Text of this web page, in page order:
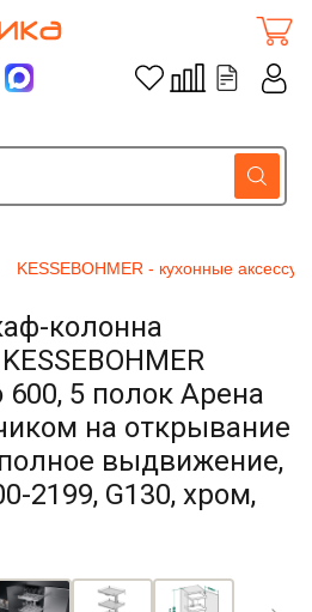
KESSEBOHMER - кухонные
колонна
5 полок Арена
на открывание
выдвижение,
2199, G130, хром,